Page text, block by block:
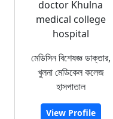
doctor Khulna
medical college
hospital
মেডিসিন বিশেষজ্ঞ ডাক্তার,
খুলনা মেডিকেল কলেজ
হাসপাতাল
View Profile